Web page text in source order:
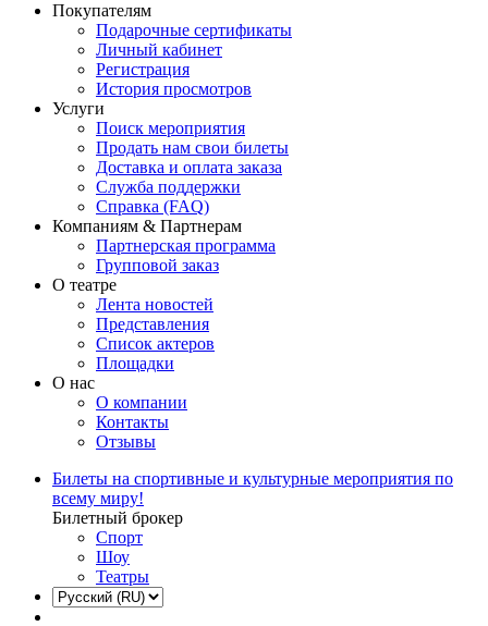
Покупателям
Подарочные сертификаты
Личный кабинет
Регистрация
История просмотров
Услуги
Поиск мероприятия
Продать нам свои билеты
Доставка и оплата заказа
Служба поддержки
Справка (FAQ)
Компаниям & Партнерам
Партнерская программа
Групповой заказ
О театре
Лента новостей
Представления
Список актеров
Площадки
О нас
О компании
Контакты
Отзывы
Билеты на спортивные и культурные мероприятия по
всему миру!
Билетный брокер
Спорт
Шоу
Театры